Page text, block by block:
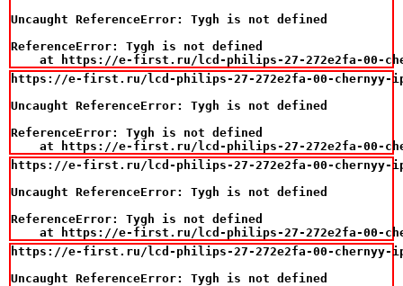
Uncaught ReferenceError: Tygh is not defined
ReferenceError: Tygh is not defined
at https://e-first.ru/lcd-philips-27-272e2fa-00-
https://e-first.ru/lcd-philips-27-272e2fa-00-chernyy-ips-
Uncaught ReferenceError: Tygh is not defined
ReferenceError: Tygh is not defined
at https://e-first.ru/lcd-philips-27-272e2fa-00-
https://e-first.ru/lcd-philips-27-272e2fa-00-chernyy-ips-
Uncaught ReferenceError: Tygh is not defined
ReferenceError: Tygh is not defined
at https://e-first.ru/lcd-philips-27-272e2fa-00-
https://e-first.ru/lcd-philips-27-272e2fa-00-chernyy-ips-
Uncaught ReferenceError: Tygh is not defined